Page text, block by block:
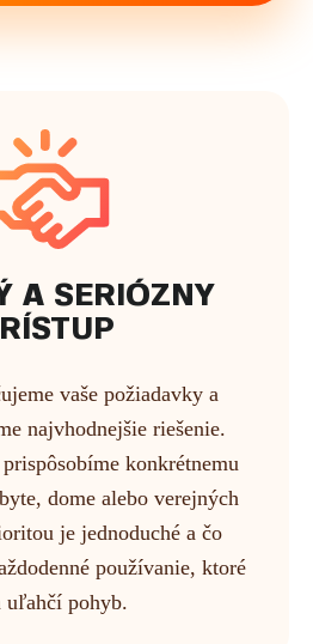
A SERIÓZNY
vaše požiadavky a
najvhodnejšie riešenie.
konkrétnemu
dome alebo verejných
je jednoduché a čo
používanie, ktoré
uľahčí pohyb.